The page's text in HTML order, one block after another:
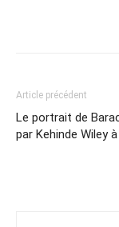
Article précédent
Le portrait de
par Kehinde Wiley